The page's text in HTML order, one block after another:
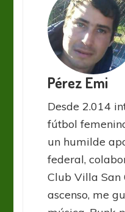
Pérez Emi
Desde 2.014
fútbol
un humilde
federal,
Club Villa San
ascenso, me